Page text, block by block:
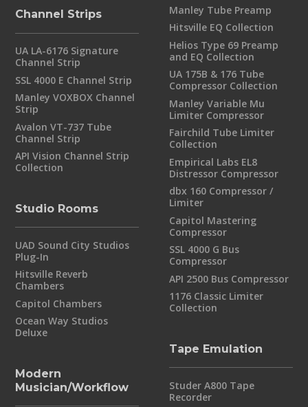
Manley Tube Preamp
Hitsville EQ Collection
Helios Type 69 Preamp
and EQ Collection
UA 175B & 176 Tube
Compressor Collection
Manley Variable Mu
Limiter Compressor
Fairchild Tube Limiter
Collection
Empirical Labs EL8
Distressor Compressor
dbx 160 Compressor /
Limiter
Capitol Mastering
Compressor
SSL 4000 G Bus
Compressor
API 2500 Bus Compressor
1176 Classic Limiter
Collection
Channel Strips
UA LA-6176 Signature
Channel Strip
SSL 4000 E Channel Strip
Manley VOXBOX Channel
Strip
Avalon VT-737 Tube
Channel Strip
API Vision Channel Strip
Collection
Studio Rooms
UAD Sound City Studios
Plug-In
Hitsville Reverb
Chambers
Capitol Chambers
Ocean Way Studios
Deluxe
Tape Emulation
Studer A800 Tape
Recorder
Modern
Musician/Workflow